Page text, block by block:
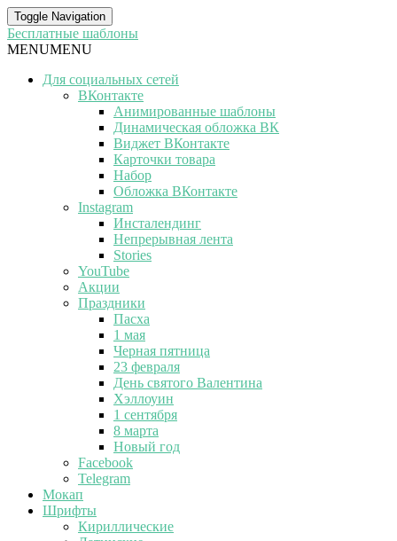
Toggle Navigation
Бесплатные шаблоны
MENUMENU
Для социальных сетей
ВКонтакте
Анимированные шаблоны
Динамическая обложка ВК
Виджет ВКонтакте
Карточки товара
Набор
Обложка ВКонтакте
Instagram
Инсталендинг
Непрерывная лента
Stories
YouTube
Акции
Праздники
Пасха
1 мая
Черная пятница
23 февраля
День святого Валентина
Хэллоуин
1 сентября
8 марта
Новый год
Facebook
Telegram
Мокап
Шрифты
Кириллические